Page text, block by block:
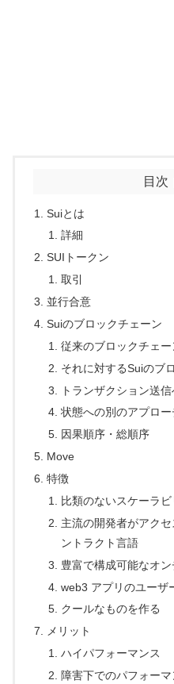
目次
Suiとは
詳細
SUIトークン
取引
並行合意
Suiのブロックチェーン
従来のブロックチェー
それに対するSuiのブ
トランザクション送
状態への別のアプロー
因果順序・総順序
Move
特徴
比類のないスケーラ
主流の開発者がアク
ントラクト言語
豊富で構成可能なオ
web3 アプリのユーザ
クールなものを作る
メリット
ハイパフォーマンス
障害下でのパフォーマ